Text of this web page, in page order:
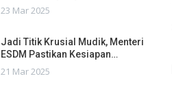
23 Mar 2025
Jadi Titik Krusial Mudik, Menteri
ESDM Pastikan Kesiapan…
21 Mar 2025